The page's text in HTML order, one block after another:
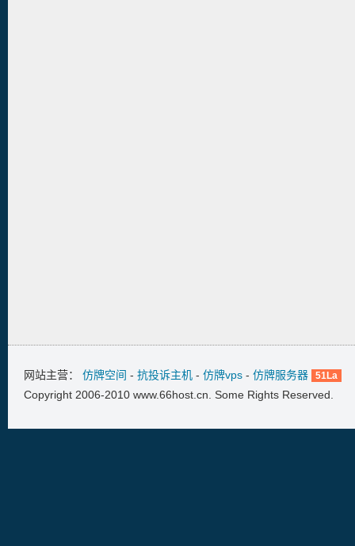
网站主营： 仿牌空间 - 抗投诉主机 - 仿牌vps - 仿牌服务器 51La
Copyright 2006-2010 www.66host.cn. Some Rights Reserved.